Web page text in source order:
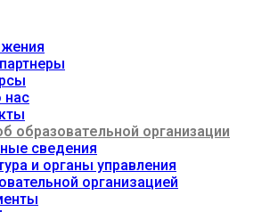
образовательной организации
сведения
и органы управления
организацией